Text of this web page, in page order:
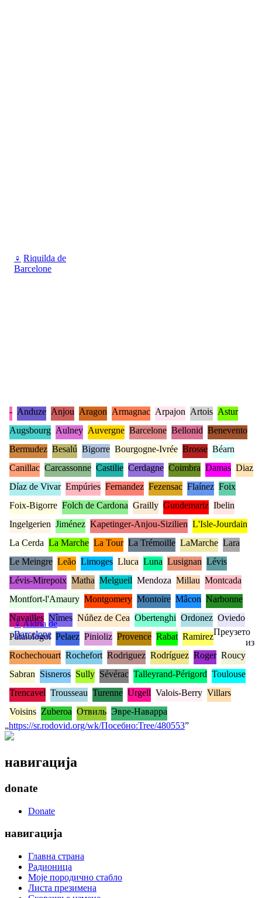
♀ Riquilda de
Barcelone
♀ Aldria de
Barcelone
- Anduze Anjou Aragon Armagnac Arpajon Artois Astur
Augsbourg Aulney Auvergne Barcelone Bellonid Benevento
Bermudez Besalú Bigorre Bourgogne-Ivrée Brosse Béarn
Canillac Carcassonne Castilie Cerdagne Coimbra Damas Diaz
Díaz de Vivar Empúries Fernandez Fezensac Flaínez Foix
Foix-Bigorre Folch de Cardona Grailly Gundemariz Ibelin
Ingelgerien Jiménez Kapetinger-Anjou-Sizilien L'Isle-Jourdain
La Cerda La Marche La Tour La Trémoille LaMarche Lara
Le Meingre Leão Limoges Lluca Luna Lusignan Lévis
Lévis-Mirepoix Matha Melgueil Mendoza Millau Montcada
Montfort-l'Amaury Montgomery Montoire Mâcon Narbonne
Navailles Nîmes Núñez de Cea Obertenghi Ordonez Oviedo
Palaiologoi Pelaez Pinioliz Provence Rabat Ramirez
Rochechouart Rochefort Rodriguez Rodríguez Roger Roucy
Sabran Sisneros Sully Sévérac Talleyrand-Périgord Toulouse
Trencavel Trousseau Turenne Urgell Valois-Berry Villars
Voisins Zuberoa Отвиль Эвре-Наварра
Преузето
из
„https://sr.rodovid.org/wk/Посебно:Tree/480553”
навигација
donate
Donate
навигација
Главна страна
Радионица
Моје породично стабло
Листа презимена